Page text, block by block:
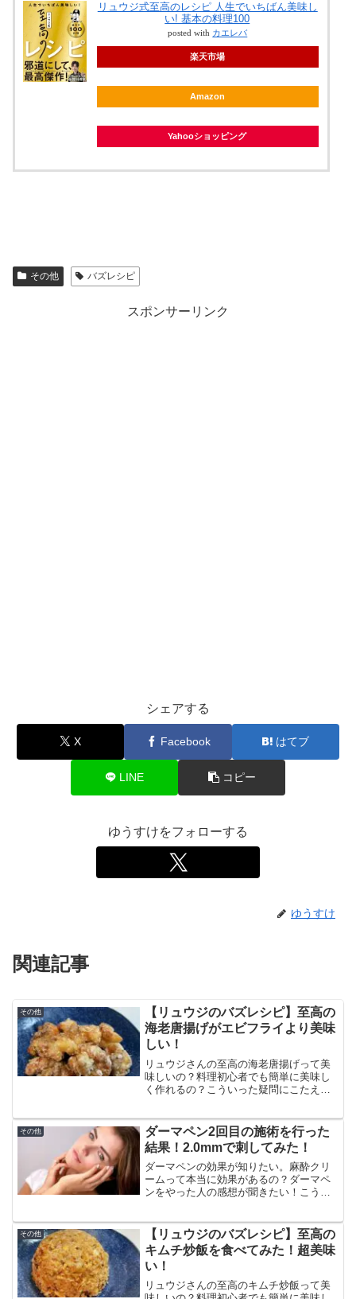
リュウジ式至高のレシピ 人生でいちばん美味し
い! 基本の料理100
posted with カエレバ
楽天市場
Amazon
Yahooショッピング
その他 バズレシピ
スポンサーリンク
シェアする
X Facebook はてブ
LINE コピー
ゆうすけをフォローする
ゆうすけ
関連記事
その他
【リュウジのバズレシピ】至高の
海老唐揚げがエビフライより美味
しい！
リュウジさんの至高の海老唐揚げって美
味しいの？料理初心者でも簡単に美味し
く作れるの？こういった疑問にこたえま
ます。海老がぷりっぷりで五香粉とニン
ニクの香りがめちゃくちゃ良くて美味し
い！
その他
ダーマペン2回目の施術を行った
結果！2.0mmで刺してみた！
ダーマペンの効果が知りたい。麻酔クリ
ームって本当に効果があるの？ダーマペ
ンをやった人の感想が聞きたい！こうい
イムの経過を感想を交えながら紹介しま
す。針を長く長くすればダウンタイムは
1.5倍に伸びました。
その他
【リュウジのバズレシピ】至高の
キムチ炒飯を食べてみた！超美味
い！
リュウジさんの至高のキムチ炒飯って美